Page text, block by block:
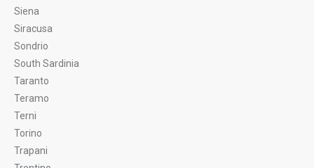
Siena
Siracusa
Sondrio
South Sardinia
Taranto
Teramo
Terni
Torino
Trapani